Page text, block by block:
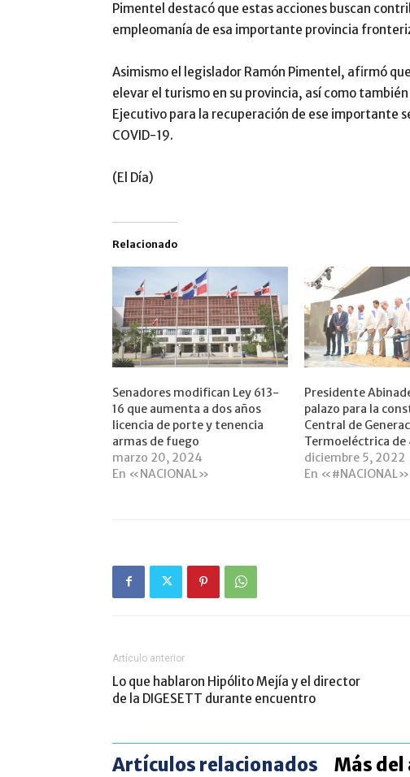
Pimentel destacó que estas acciones buscan
empleomanía de esa importante provincia
Asimismo el legislador Ramón Pimentel, afirmó
elevar el turismo en su provincia, así como
Ejecutivo para la recuperación de ese importante
COVID-19.
(El Día)
Relacionado
Senadores modifican Ley 613-
16 que aumenta a dos años
licencia de porte y tenencia
armas de fuego
marzo 20, 2024
En «NACIONAL»
Presidente
palazo para la
Central de
Termoeléctrica de
diciembre 5, 2022
En «#NACIONAL»
Artículo anterior
Lo que hablaron Hipólito Mejía y el director
de la DIGESETT durante encuentro
Artículos relacionados Más